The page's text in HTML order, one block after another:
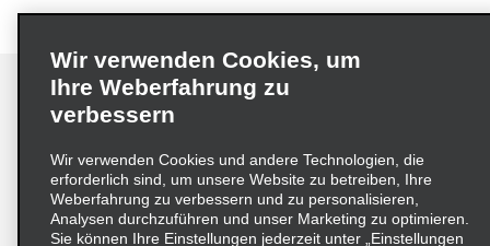
Impressum Nutzungsbedingungen
Datenschutzrichtlinie
Cookie-Richtlinie
Datenschutzoptionen
Lieferkettensorgfaltspflichtengesetz (LkSG) Grundsatzerklärung
Wir verwenden Cookies, um
Ihre Weberfahrung zu
verbessern
Wir verwenden Cookies und andere Technologien, die
erforderlich sind, um unsere Website zu betreiben, Ihre
Weberfahrung zu verbessern und zu personalisieren,
Analysen durchzuführen und unser Marketing zu optimieren.
Sie können Ihre Einstellungen jederzeit unter „Einstellungen